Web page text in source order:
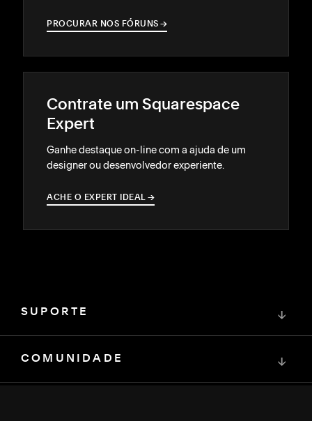
PROCURAR NOS FÓRUNS →
→
Contrate um Squarespace
Expert
Ganhe destaque on-line com a ajuda de um
designer ou desenvolvedor experiente.
ACHE O EXPERT IDEAL →
→
SUPORTE ↓
COMUNIDADE ↓